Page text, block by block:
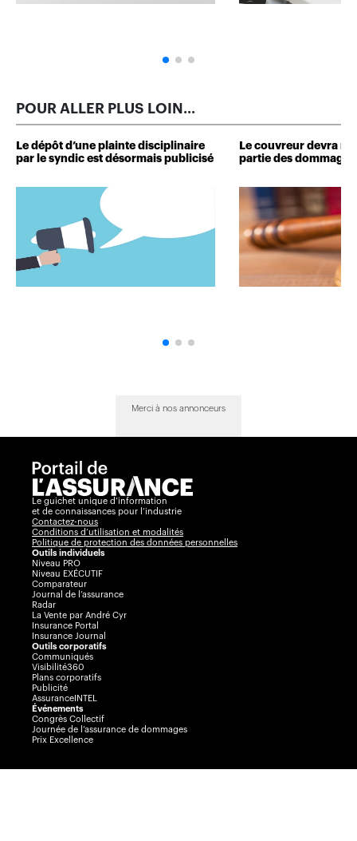
POUR ALLER PLUS LOIN...
Le dépôt d’une plainte disciplinaire
par le syndic est désormais publicisé
Le couvreur devra
partie des dommages
Merci à nos annonceurs
Le guichet unique d’information
et de connaissances pour l’industrie
Contactez-nous
Conditions d’utilisation et modalités
Politique de protection des données personnelles
Outils individuels
Niveau PRO
Niveau EXÉCUTIF
Comparateur
Journal de l’assurance
Radar
La Vente par André Cyr
Insurance Portal
Insurance Journal
Outils corporatifs
Communiqués
Visibilité360
Plans corporatifs
Publicité
AssuranceINTEL
Événements
Congrès Collectif
Journée de l’assurance de dommages
Prix Excellence